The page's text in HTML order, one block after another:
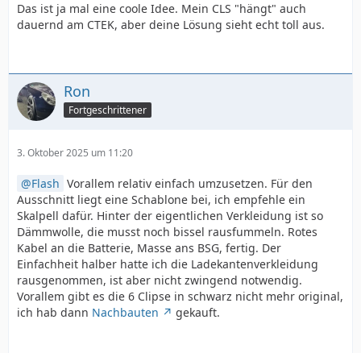
Das ist ja mal eine coole Idee. Mein CLS "hängt" auch
dauernd am CTEK, aber deine Lösung sieht echt toll aus.
Ron
Fortgeschrittener
3. Oktober 2025 um 11:20
Flash Vorallem relativ einfach umzusetzen. Für den
Ausschnitt liegt eine Schablone bei, ich empfehle ein
Skalpell dafür. Hinter der eigentlichen Verkleidung ist so
Dämmwolle, die musst noch bissel rausfummeln. Rotes
Kabel an die Batterie, Masse ans BSG, fertig. Der
Einfachheit halber hatte ich die Ladekantenverkleidung
rausgenommen, ist aber nicht zwingend notwendig.
Vorallem gibt es die 6 Clipse in schwarz nicht mehr original,
ich hab dann Nachbauten gekauft.